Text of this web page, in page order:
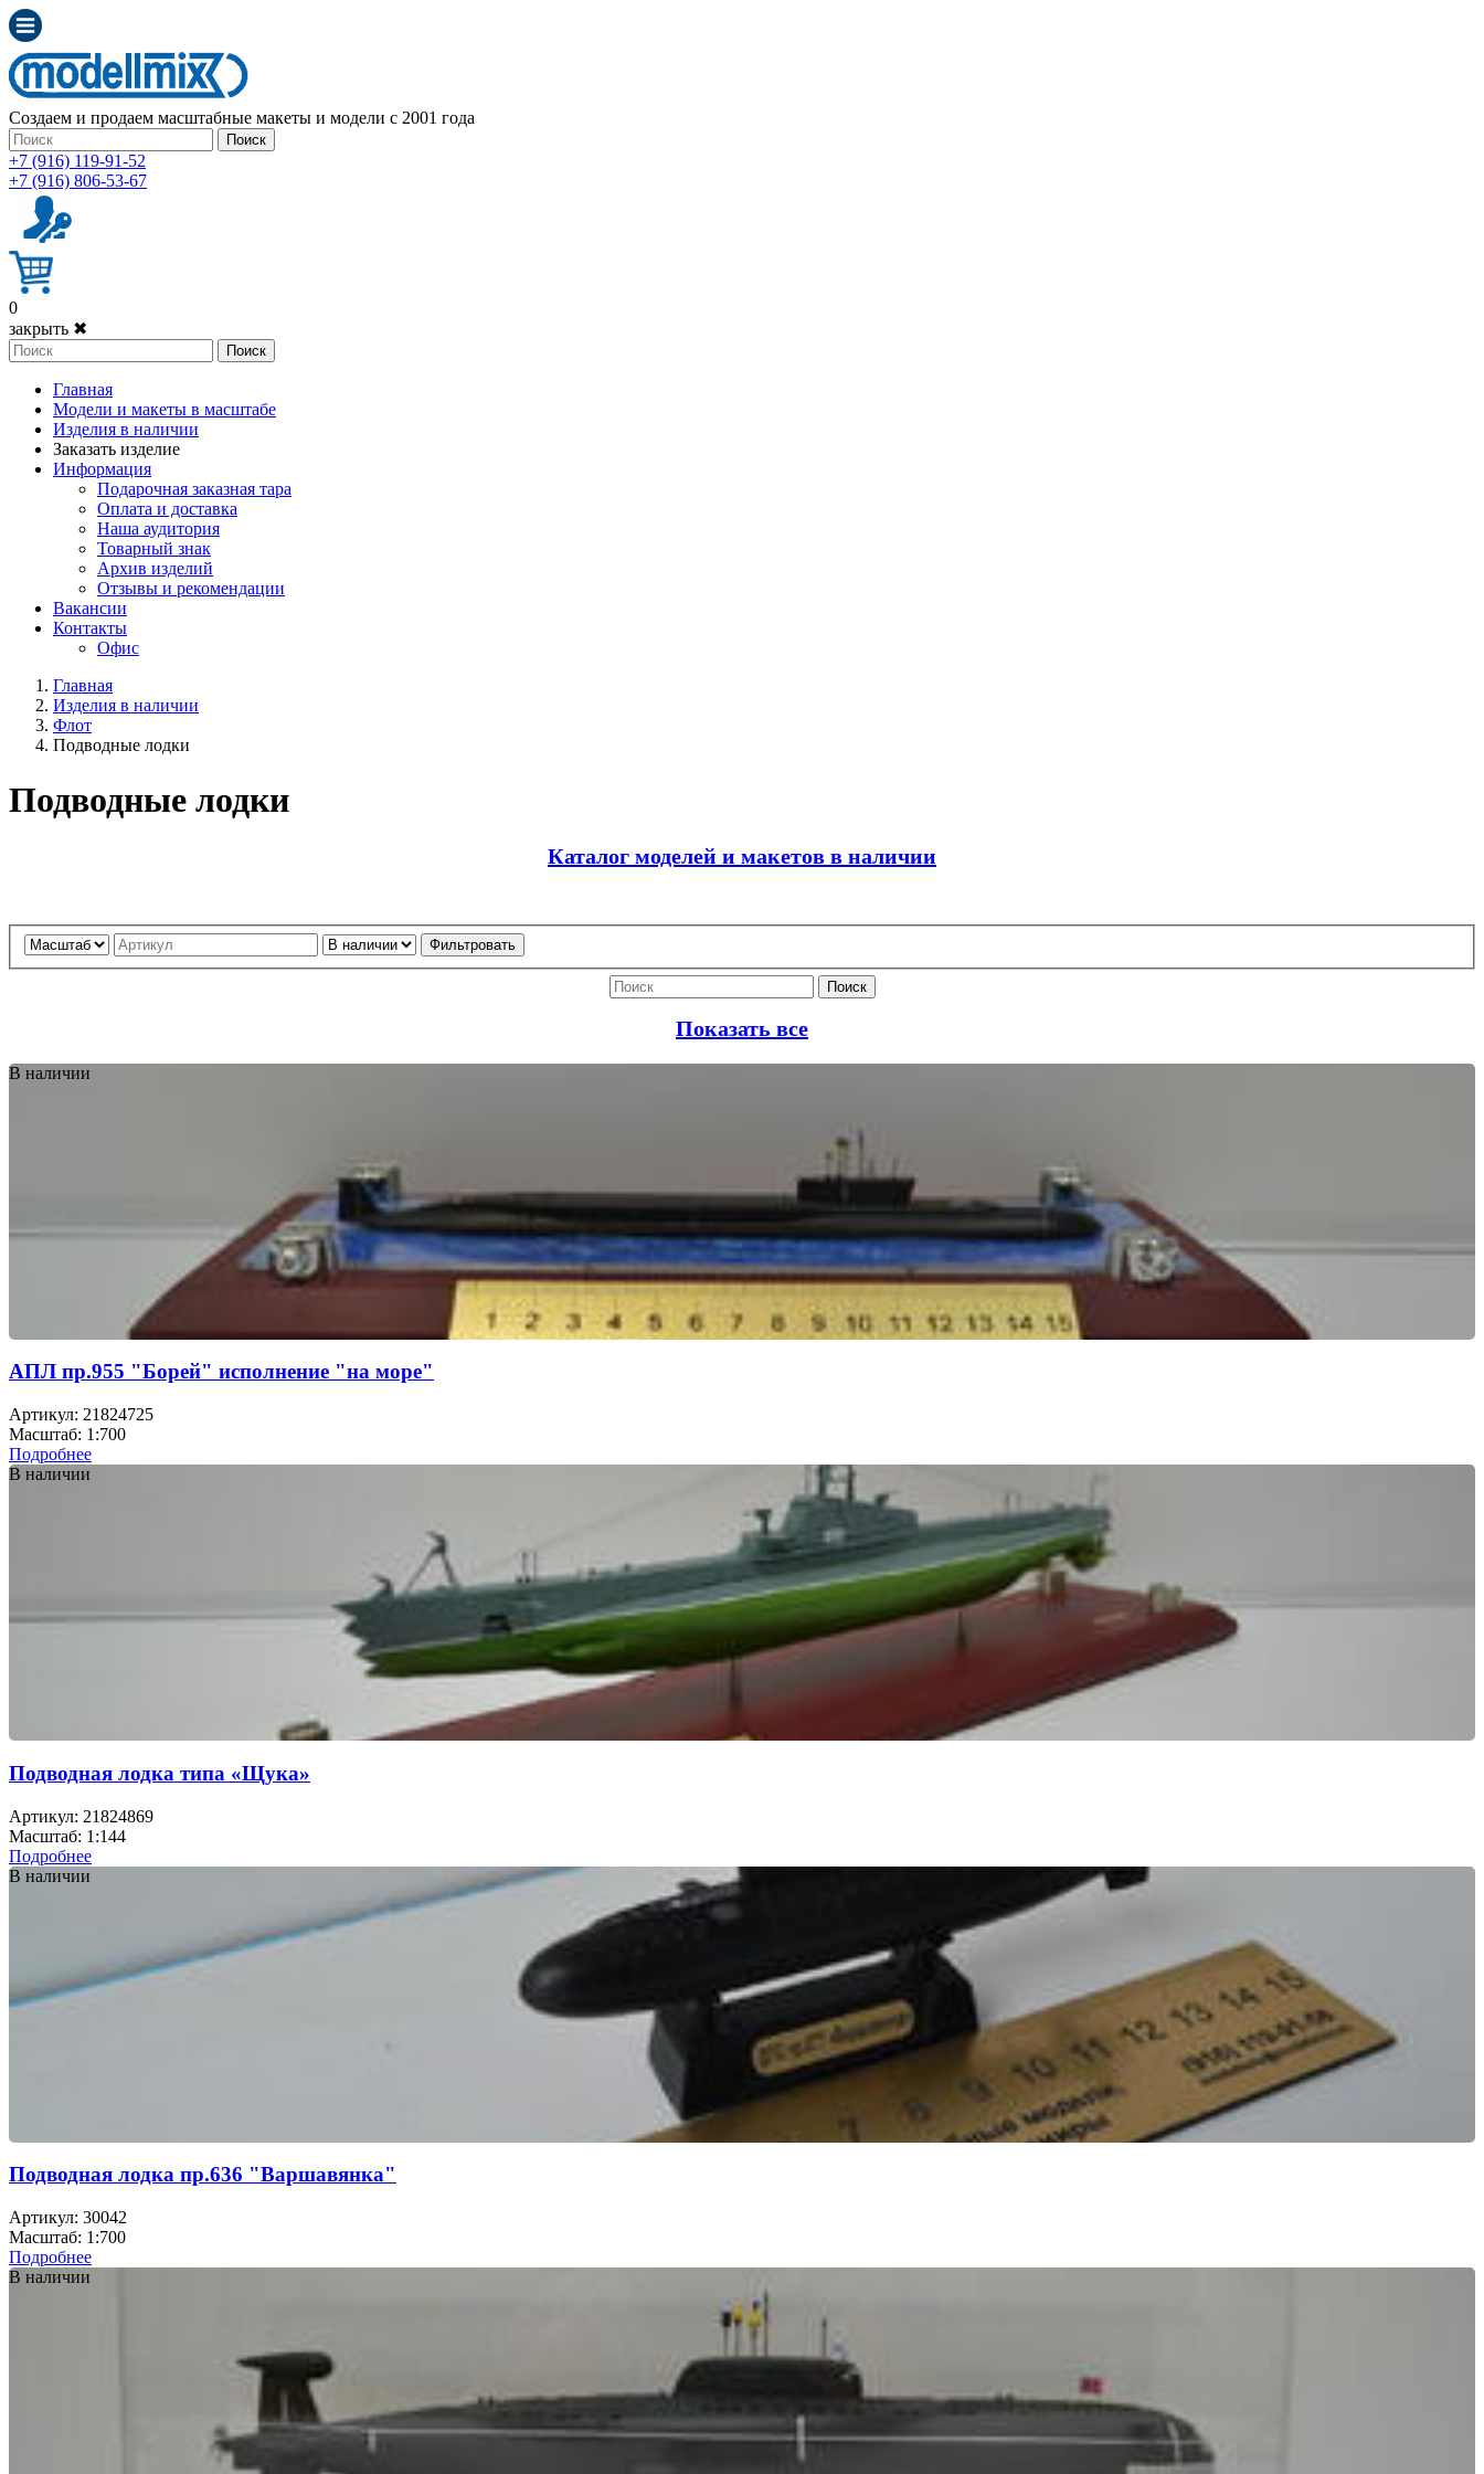
Создаем и продаем масштабные макеты и модели с 2001 года
Поиск
+7 (916) 119-91-52
+7 (916) 806-53-67
0
закрыть ✖
Поиск
Главная
Модели и макеты в масштабе
Изделия в наличии
Заказать изделие
Информация
Подарочная заказная тара
Оплата и доставка
Наша аудитория
Товарный знак
Архив изделий
Отзывы и рекомендации
Вакансии
Контакты
Офис
Главная
Изделия в наличии
Флот
Подводные лодки
Подводные лодки
Каталог моделей и макетов в наличии
Фильтровать
Поиск
Показать все
В наличии
АПЛ пр.955 "Борей" исполнение "на море"
Артикул: 21824725
Масштаб: 1:700
Подробнее
В наличии
Подводная лодка типа «Щука»
Артикул: 21824869
Масштаб: 1:144
Подробнее
В наличии
Подводная лодка пр.636 "Варшавянка"
Артикул: 30042
Масштаб: 1:700
Подробнее
В наличии